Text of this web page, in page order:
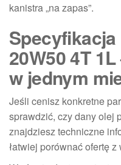
kanistra „na zapas”.
20W50 4T
w jednym
Jeśli cenisz konkretne
sprawdzić, czy dany olej
znajdziesz techniczne
łatwiej porównać ofertę